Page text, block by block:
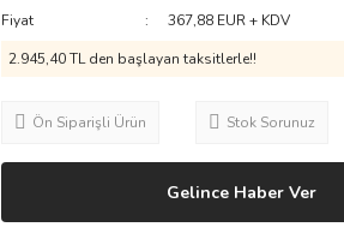
Fiyat
367,88 EUR + KDV
2.945,40 TL den başlayan taksitlerle!!
Ön Siparişli Ürün Stok Sorunuz
Gelince Haber Ver